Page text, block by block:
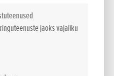
jaoks vajaliku
ja ökonoomsuse
pumpadel on
ja tiivik, mis lisavad
sisaldava vee
ja üleujutuste korral.